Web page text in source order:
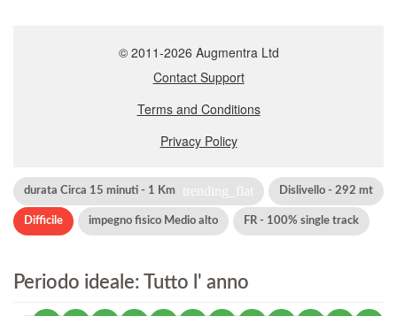
trending_flat
durata Circa 15 minuti - 1 Km Dislivello - 292 mt
Difficile impegno fisico Medio alto FR - 100% single track
Periodo ideale: Tutto l' anno